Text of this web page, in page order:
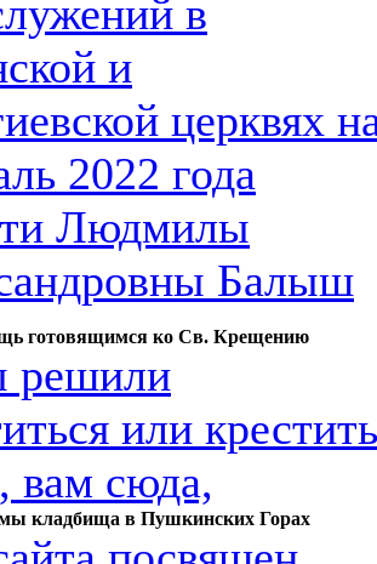
в
и
церквях
2022 года
Людмилы
Балыш
готовящимся ко Св. Крещению
решили
или крестить
вам сюда,
кладбища в Пушкинских Горах